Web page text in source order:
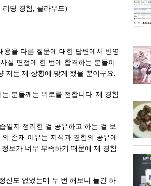
리딩 경험, 클라우드)
을 다른 질문에 대한 답변에서 반영
실 면접에 한 번에 합격하는 분들이
저는 제 상황에 맞게 했을 뿐이구요.
분들께는 위로를 전합니다. 제 경험
일지 정리한 걸 공유하고 하는 걸 보
존재 이유는 지식과 경험의 공유에
보가 너무 부족하기 때문에 제 경험
신도 없었는데 두 번 해보니 늘긴 하